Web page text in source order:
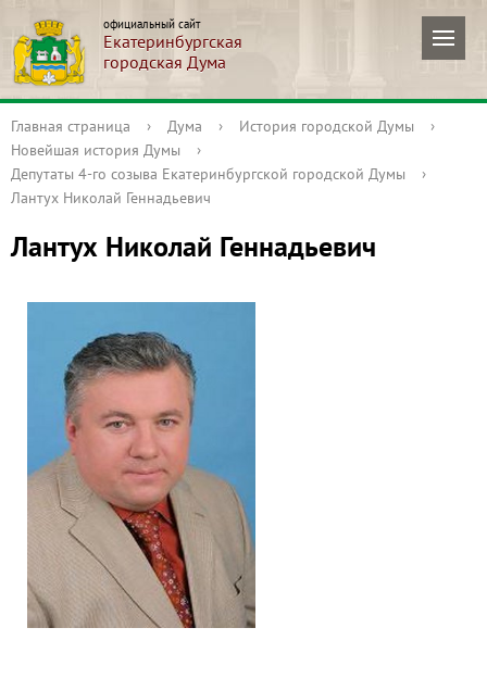
официальный сайт
Екатеринбургская
городская Дума
Главная страница › Дума › История городской Думы
›
Новейшая история Думы
›
Депутаты 4-го созыва Екатеринбургской городской Думы
›
Лантух Николай Геннадьевич
Лантух Николай Геннадьевич